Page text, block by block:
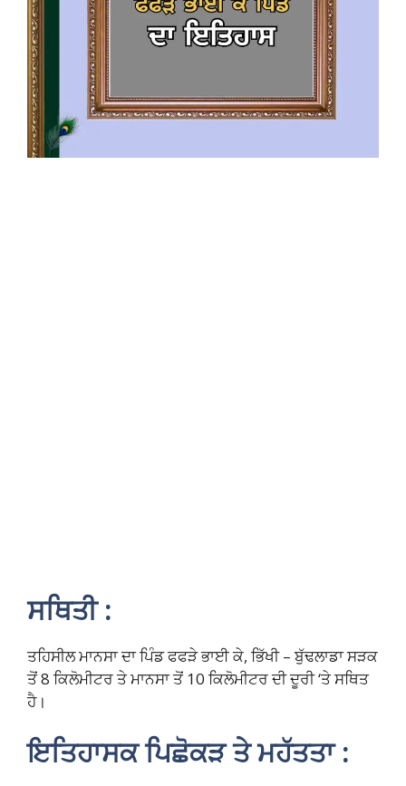
ਸਥਿਤੀ :
ਤਹਿਸੀਲ ਮਾਨਸਾ ਦਾ ਪਿੰਡ ਫਫੜੇ ਭਾਈ ਕੇ, ਭਿੱਖੀ – ਬੁੱਢਲਾਡਾ ਸੜਕ
ਤੋਂ 8 ਕਿਲੋਮੀਟਰ ਤੇ ਮਾਨਸਾ ਤੋਂ 10 ਕਿਲੋਮੀਟਰ ਦੀ ਦੂਰੀ ‘ਤੇ ਸਥਿਤ
ਹੈ।
ਇਤਿਹਾਸਕ ਪਿਛੋਕੜ ਤੇ ਮਹੱਤਤਾ :